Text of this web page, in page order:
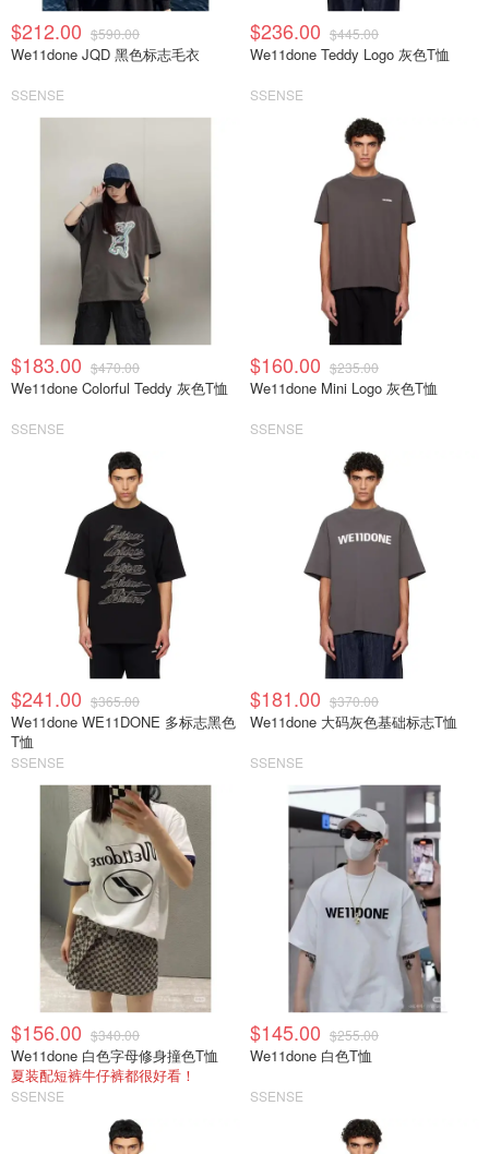
$212.00 $590.00
We11done JQD 黑色标志毛衣
SSENSE
$236.00 $445.00
We11done Teddy Logo 灰色T恤
SSENSE
$183.00 $470.00
We11done Colorful Teddy 灰色T恤
SSENSE
$160.00 $235.00
We11done Mini Logo 灰色T恤
SSENSE
$241.00 $365.00
We11done WE11DONE 多标志黑色
T恤
SSENSE
$181.00 $370.00
We11done 大码灰色基础标志T恤
SSENSE
$156.00 $340.00
We11done 白色字母修身撞色T恤
夏装配短裤牛仔裤都很好看！
SSENSE
$145.00 $255.00
We11done 白色T恤
SSENSE